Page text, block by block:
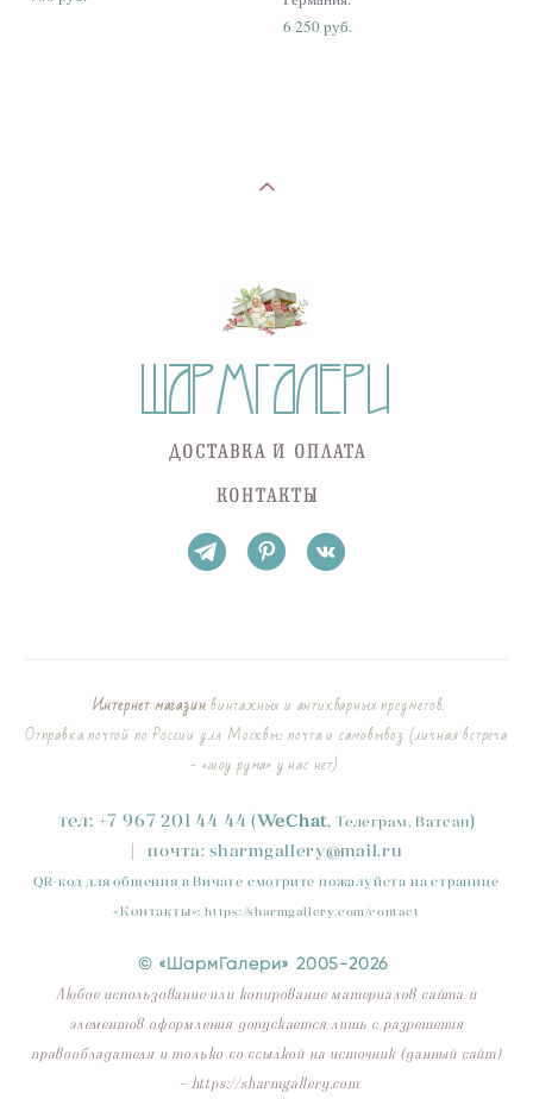
6 250 pуб.
ДОСТАВКА И ОПЛАТА
КОНТАКТЫ
Интернет магазинвинтажных и антикварных предметов.
Отправка почтой по России для Москвы: почта и самовывоз (личная встреча
- «шоу рума» у нас нет)
тел: +7 967 201 44 44 (WeChat, Телеграм, Ватсап)
|
почта:sharmgallery@mail.ru
QR-код для общения в Вичате смотрите пожалуйста на странице
«Контакты»: https://sharmgallery.com/contact
© «ШармГалери» 2005-2026
Любое использование или копирование материалов сайта и
элементов оформления допускается лишь с разрешения
правообладателя и только со ссылкой на источник (данный сайт)
- https://sharmgallery.com